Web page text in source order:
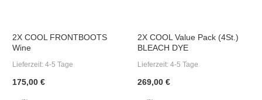
2X COOL FRONTBOOTS
Wine
Lieferzeit: 4-5 Tage
175,00 €
2X COOL Value Pack (4St.)
BLEACH DYE
Lieferzeit: 4-5 Tage
269,00 €